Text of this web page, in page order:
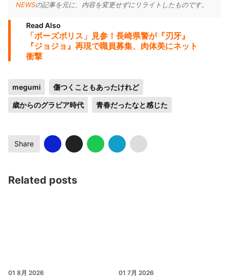
NEWSの記事を元に、内容を変更せずにリライトしたものです。
Read Also
「ポーズポリス」見参！長崎県警が『刃牙』
『ジョジョ』再現で職員募集、肉体美にネット
衝撃
megumi 傷つくこともあったけれど
歳からのグラビア時代 青春だったなと感じた
Share
Related posts
01 8月 2026 01 7月 2026